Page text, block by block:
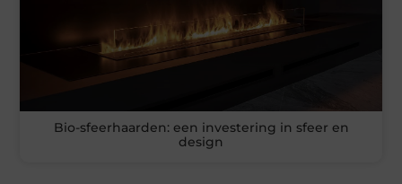
Bio-sfeerhaarden: een investering in sfeer en
design